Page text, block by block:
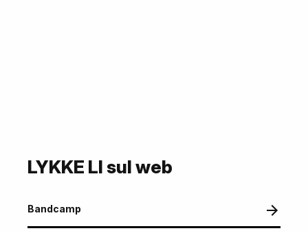
LYKKE LI sul web
Bandcamp